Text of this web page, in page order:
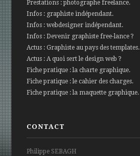
Prestations : photographe freelance.
Infos : graphiste indépendant.
Infos : webdesigner indépendant.
Infos : Devenir graphiste free-lance ?
Actus : Graphiste au pays des templates.
Actus : A quoi sert le design web ?
Fiche pratique : la charte graphique.
Fiche pratique : le cahier des charges.
Fiche pratique : la maquette graphique.
CONTACT
Philippe SEBAGH